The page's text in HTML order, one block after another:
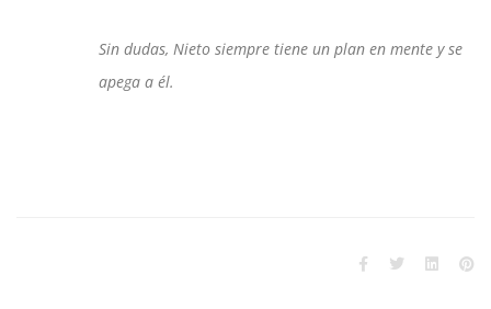
Sin dudas, Nieto siempre tiene un plan en mente y se
apega a él.